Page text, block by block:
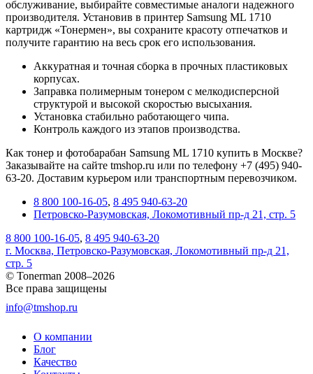
обслуживание, выбирайте совместимые аналоги надежного
производителя. Установив в принтер Samsung ML 1710
картридж «Тонермен», вы сохраните красоту отпечатков и
получите гарантию на весь срок его использования.
Аккуратная и точная сборка в прочных пластиковых
корпусах.
Заправка полимерным тонером с мелкодисперсной
структурой и высокой скоростью высыхания.
Установка стабильно работающего чипа.
Контроль каждого из этапов производства.
Как тонер и фотобарабан Samsung ML 1710 купить в Москве?
Заказывайте на сайте tmshop.ru или по телефону +7 (495) 940-
63-20. Доставим курьером или транспортным перевозчиком.
8 800 100-16-05, 8 495 940-63-20
Петровско-Разумовская, Локомотивный пр-д 21, стр. 5
8 800 100-16-05, 8 495 940-63-20
г. Москва, Петровско-Разумовская, Локомотивный пр-д 21,
стр. 5
© Tonerman 2008–2026
Все права защищены
info@tmshop.ru
О компании
Блог
Качество